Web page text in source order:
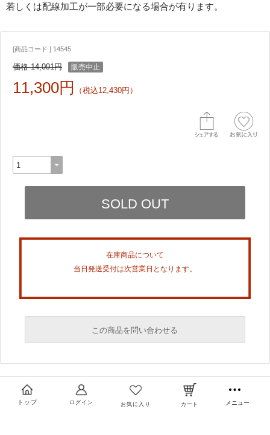
若しくは配線加工が一部必要になる場合が有ります。
[商品コード ] 14545
価格 14,091円 販売中止
11,300円 （税込12,430円）
在庫商品について
当日発送受付は次営業日となります。
この商品を問い合わせる
トップ ログイン お気に入り カート メニュー